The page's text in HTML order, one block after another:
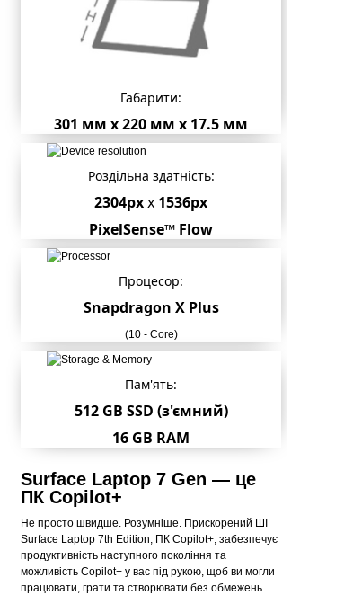
Габарити:
301 мм x 220 мм x 17.5 мм
Роздільна здатність:
2304pxx 1536px
PixelSense™ Flow
Процесор:
Snapdragon X Plus
(10 - Core)
Пам'ять:
512 GB SSD (з'ємний)
16 GB RAM
Surface Laptop 7 Gen — це
ПК Copilot+
Не просто швидше. Розумніше. Прискорений ШІ
Surface Laptop 7th Edition, ПК Copilot+, забезпечує
продуктивність наступного покоління та
можливість Copilot+ у вас під рукою, щоб ви могли
працювати, грати та створювати без обмежень.